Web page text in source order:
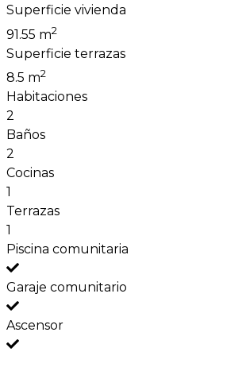
Superficie vivienda
91.55 m2
Superficie terrazas
8.5 m2
Habitaciones
2
Baños
2
Cocinas
1
Terrazas
1
Piscina comunitaria
Garaje comunitario
Ascensor